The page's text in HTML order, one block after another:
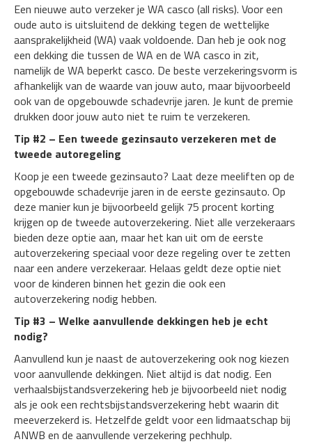
Een nieuwe auto verzeker je WA casco (all risks). Voor een
oude auto is uitsluitend de dekking tegen de wettelijke
aansprakelijkheid (WA) vaak voldoende. Dan heb je ook nog
een dekking die tussen de WA en de WA casco in zit,
namelijk de WA beperkt casco. De beste verzekeringsvorm is
afhankelijk van de waarde van jouw auto, maar bijvoorbeeld
ook van de opgebouwde schadevrije jaren. Je kunt de premie
drukken door jouw auto niet te ruim te verzekeren.
Tip #2 – Een tweede gezinsauto verzekeren met de
tweede autoregeling
Koop je een tweede gezinsauto? Laat deze meeliften op de
opgebouwde schadevrije jaren in de eerste gezinsauto. Op
deze manier kun je bijvoorbeeld gelijk 75 procent korting
krijgen op de tweede autoverzekering. Niet alle verzekeraars
bieden deze optie aan, maar het kan uit om de eerste
autoverzekering speciaal voor deze regeling over te zetten
naar een andere verzekeraar. Helaas geldt deze optie niet
voor de kinderen binnen het gezin die ook een
autoverzekering nodig hebben.
Tip #3 – Welke aanvullende dekkingen heb je echt
nodig?
Aanvullend kun je naast de autoverzekering ook nog kiezen
voor aanvullende dekkingen. Niet altijd is dat nodig. Een
verhaalsbijstandsverzekering heb je bijvoorbeeld niet nodig
als je ook een rechtsbijstandsverzekering hebt waarin dit
meeverzekerd is. Hetzelfde geldt voor een lidmaatschap bij
ANWB en de aanvullende verzekering pechhulp.